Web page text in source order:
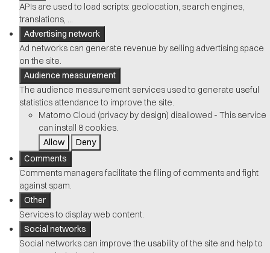
APIs are used to load scripts: geolocation, search engines,
translations, ...
Advertising network
Ad networks can generate revenue by selling advertising space
on the site.
Audience measurement
The audience measurement services used to generate useful
statistics attendance to improve the site.
Matomo Cloud (privacy by design) disallowed - This service
can install 8 cookies.
Allow
Deny
Comments
Comments managers facilitate the filing of comments and fight
against spam.
Other
Services to display web content.
Social networks
Social networks can improve the usability of the site and help to